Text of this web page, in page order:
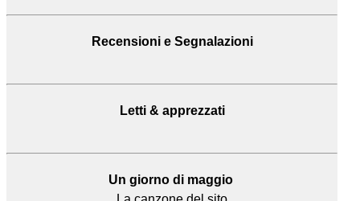
Recensioni e Segnalazioni
Letti & apprezzati
Un giorno di maggio